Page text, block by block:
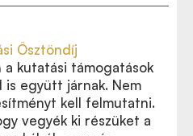
Ösztöndíj
listája ide kattintva
a kutatási támogatások
együtt járnak. Nem
kell felmutatni.
vegyék ki részüket a